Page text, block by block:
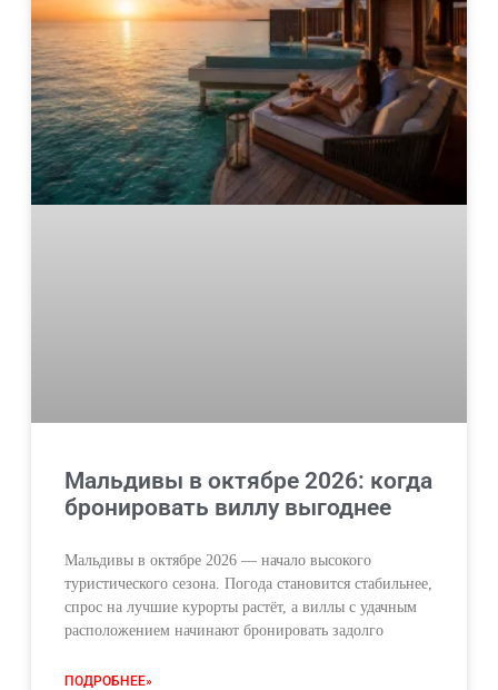
Мальдивы в октябре 2026: когда
бронировать виллу выгоднее
Мальдивы в октябре 2026 — начало высокого
туристического сезона. Погода становится стабильнее,
спрос на лучшие курорты растёт, а виллы с удачным
расположением начинают бронировать задолго
ПОДРОБНЕЕ»